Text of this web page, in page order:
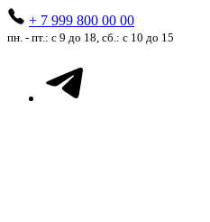
+ 7 999 800 00 00
пн. - пт.: с 9 до 18, сб.: с 10 до 15